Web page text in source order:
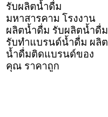
รับผลิตน้ำดื่ม
มหาสารคาม โรงงาน
ผลิตน้ำดื่ม รับผลิตน้ำดื่ม
รับทำแบรนด์น้ำดื่ม ผลิต
น้ำดื่มติดแบรนด์ของ
คุณ ราคาถูก